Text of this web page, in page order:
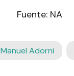
Fuente: NA
Manuel Adorni